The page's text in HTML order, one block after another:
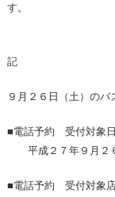
す。
記
９月２６日（土）の
■電話予約 受付対象
平成２７年９月２６
■電話予約 受付対象